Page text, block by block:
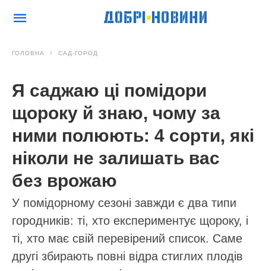
ГОЛОВНА САД-ГОРОД
Я саджаю ці помідори
щороку й знаю, чому за
ними полюють: 4 сорти, які
ніколи не залишать вас
без врожаю
У помідорному сезоні завжди є два типи
городників: ті, хто експериментує щороку, і
ті, хто має свій перевірений список. Саме
другі збирають повні відра стиглих плодів